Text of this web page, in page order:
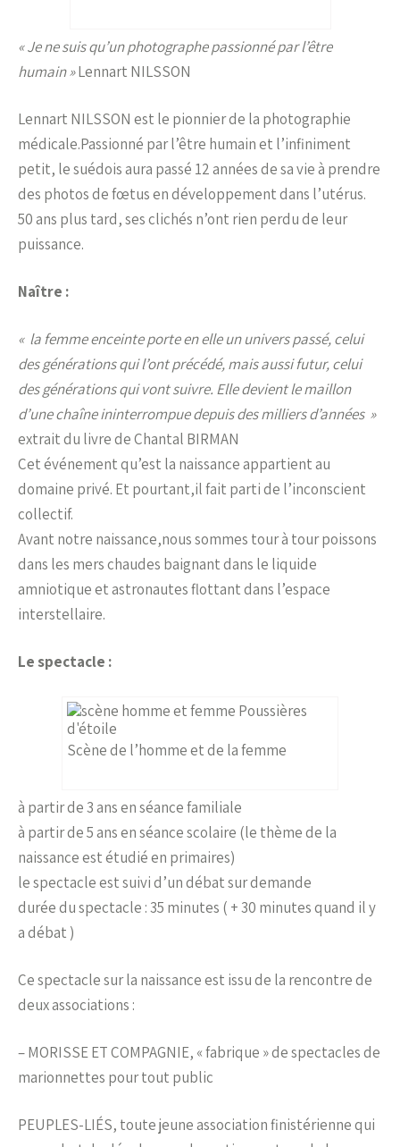
« Je ne suis qu’un photographe passionné par l’être
humain »Lennart NILSSON
Lennart NILSSON est le pionnier de la photographie
médicale.Passionné par l’être humain et l’infiniment
petit, le suédois aura passé 12 années de sa vie à prendre
des photos de fœtus en développement dans l’utérus.
50 ans plus tard, ses clichés n’ont rien perdu de leur
puissance.
Naître :
« la femme enceinte porte en elle un univers passé, celui
des générations qui l’ont précédé, mais aussi futur, celui
des générations qui vont suivre. Elle devient le maillon
d’une chaîne ininterrompue depuis des milliers d’années »
extrait du livre de Chantal BIRMAN
Cet événement qu’est la naissance appartient au
domaine privé. Et pourtant,il fait parti de l’inconscient
collectif.
Avant notre naissance,nous sommes tour à tour poissons
dans les mers chaudes baignant dans le liquide
amniotique et astronautes flottant dans l’espace
interstellaire.
Le spectacle :
Scène de l’homme et de la femme
à partir de 3 ans en séance familiale
à partir de 5 ans en séance scolaire (le thème de la
naissance est étudié en primaires)
le spectacle est suivi d’un débat sur demande
durée du spectacle : 35 minutes ( + 30 minutes quand il y
a débat )
Ce spectacle sur la naissance est issu de la rencontre de
deux associations :
– MORISSE ET COMPAGNIE, « fabrique » de spectacles de
marionnettes pour tout public
PEUPLES-LIÉS, toute jeune association finistérienne qui